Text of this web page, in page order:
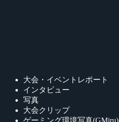
大会・イベントレポート
インタビュー
写真
大会クリップ
ゲーミング環境写真(GMiru)